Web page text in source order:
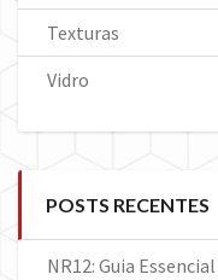
Texturas
Vidro
POSTS RECENTES
NR12: Guia